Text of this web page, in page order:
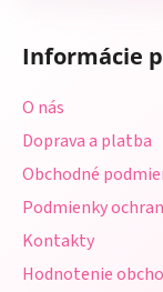
Informácie
O nás
Doprava a platba
Obchodné
Podmienky
Kontakty
Hodnotenie